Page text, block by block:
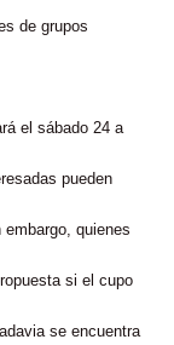
de grupos
el sábado 24 a
pueden
quienes
si el cupo
se encuentra